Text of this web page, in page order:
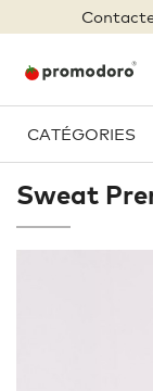
CATÉGORIES
Sweat